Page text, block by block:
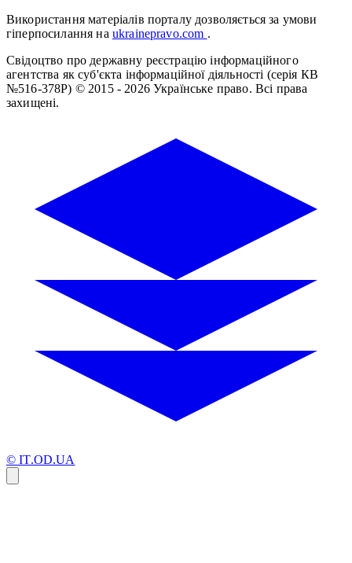
Використання матеріалів порталу дозволяється за умови
гіперпосилання на ukrainepravo.com .
Свідоцтво про державну реєстрацію інформаційного
агентства як суб'єкта інформаційної діяльності (серія КВ
№516-378Р) © 2015 - 2026 Українське право. Всі права
захищені.
© IT.OD.UA